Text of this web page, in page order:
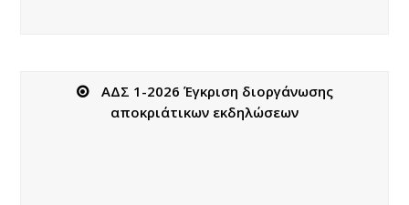
ΑΔΣ 1-2026 Έγκριση διοργάνωσης
αποκριάτικων εκδηλώσεων